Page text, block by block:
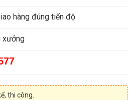
hàng đúng tiến độ
xưởng
thi công.